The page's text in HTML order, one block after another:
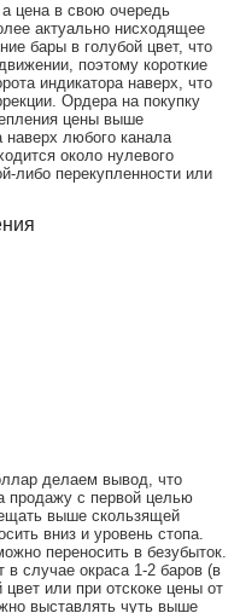
цена в свою очередь
актуально нисходящее
бары в голубой цвет, что
поэтому короткие
индикатора наверх, что
Ордера на покупку
цены выше
наверх любого канала
около нулевого
либо перекупленности или
делаем вывод, что
продажу с первой целью
выше скользящей
вниз и уровень стопа.
переносить в безубыток.
случае окраса 1-2 баров (в
или при отскоке цены от
выставлять чуть выше